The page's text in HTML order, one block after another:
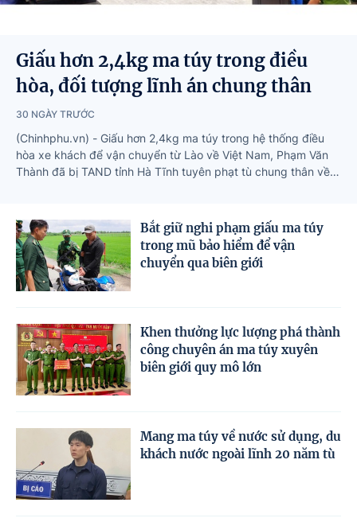
Giấu hơn 2,4kg ma túy trong điều
hòa, đối tượng lĩnh án chung thân
30 NGÀY TRƯỚC
(Chinhphu.vn) - Giấu hơn 2,4kg ma túy trong hệ thống điều
hòa xe khách để vận chuyển từ Lào về Việt Nam, Phạm Văn
Thành đã bị TAND tỉnh Hà Tĩnh tuyên phạt tù chung thân về
Bắt giữ nghi phạm giấu ma túy
trong mũ bảo hiểm để vận
chuyển qua biên giới
Khen thưởng lực lượng phá thành
công chuyên án ma túy xuyên
biên giới quy mô lớn
Mang ma túy về nước sử dụng, du
khách nước ngoài lĩnh 20 năm tù